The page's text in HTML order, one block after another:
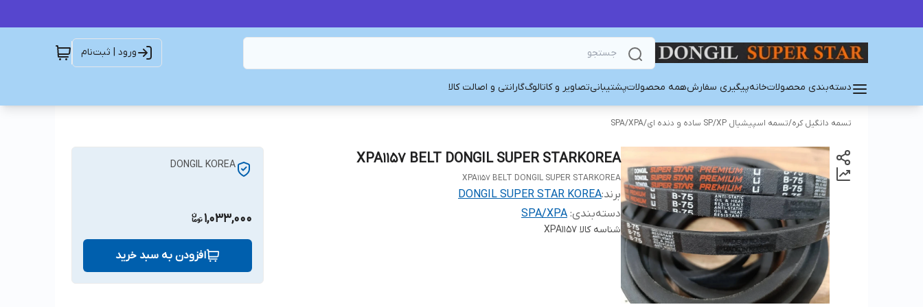
ورود | ثبت‌نام
دسته‌بندی محصولاتخانهپیگیری سفارشهمه محصولاتپشتیبانیتصاویر و کاتالوگگارانتی و اصالت کالا
تسمه دانگیل کره/تسمه اسپیشیال SP/XP ساده و دنده ای /
SPA/XPA
XPA1157 BELT DONGIL SUPER STARKOREA
XPA1157 BELT DONGIL SUPER STARKOREA
برند:DONGIL SUPER STAR KOREA
دسته‌بندی:
SPA/XPA
شناسه کالا XPA1157
DONGIL KOREA
1,033,000
افزودن به سبد خرید